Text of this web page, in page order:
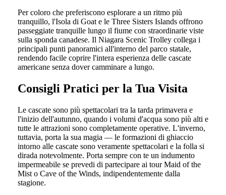
Per coloro che preferiscono esplorare a un ritmo più
tranquillo, l'Isola di Goat e le Three Sisters Islands offrono
passeggiate tranquille lungo il fiume con straordinarie viste
sulla sponda canadese. Il Niagara Scenic Trolley collega i
principali punti panoramici all'interno del parco statale,
rendendo facile coprire l'intera esperienza delle cascate
americane senza dover camminare a lungo.
Consigli Pratici per la Tua Visita
Le cascate sono più spettacolari tra la tarda primavera e
l'inizio dell'autunno, quando i volumi d'acqua sono più alti e
tutte le attrazioni sono completamente operative. L'inverno,
tuttavia, porta la sua magia — le formazioni di ghiaccio
intorno alle cascate sono veramente spettacolari e la folla si
dirada notevolmente. Porta sempre con te un indumento
impermeabile se prevedi di partecipare ai tour Maid of the
Mist o Cave of the Winds, indipendentemente dalla
stagione.